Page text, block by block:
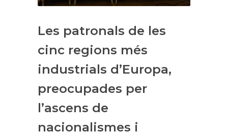
Les patronals de les
cinc regions més
industrials d’Europa,
preocupades per
l’ascens de
nacionalismes i